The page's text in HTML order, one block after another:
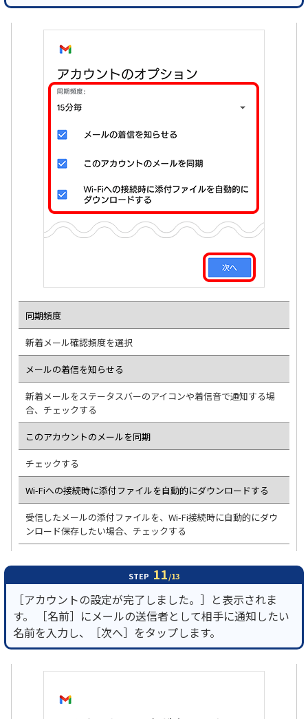
同期頻度
新着メール確認頻度を選択
メールの着信を知らせる
新着メールをステータスバーのアイコンや着信音で通知する場
合、チェックする
このアカウントのメールを同期
チェックする
Wi-Fiへの接続時に添付ファイルを自動的にダウンロードする
受信したメールの添付ファイルを、Wi-Fi接続時に自動的にダウ
ンロード保存したい場合、チェックする
STEP 11/13
［アカウントの設定が完了しました。］と表示されま
す。 ［名前］にメールの送信者として相手に通知したい
名前を入力し、［次へ］をタップします。